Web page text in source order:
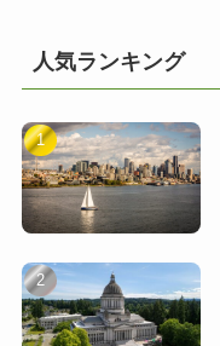
人気ランキング